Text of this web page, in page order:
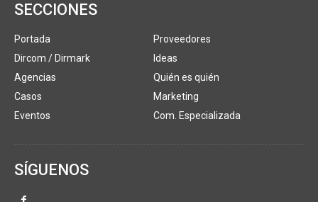
SECCIONES
Portada
Dircom / Dirmark
Agencias
Casos
Eventos
Proveedores
Ideas
Quién es quién
Marketing
Com. Especializada
SÍGUENOS